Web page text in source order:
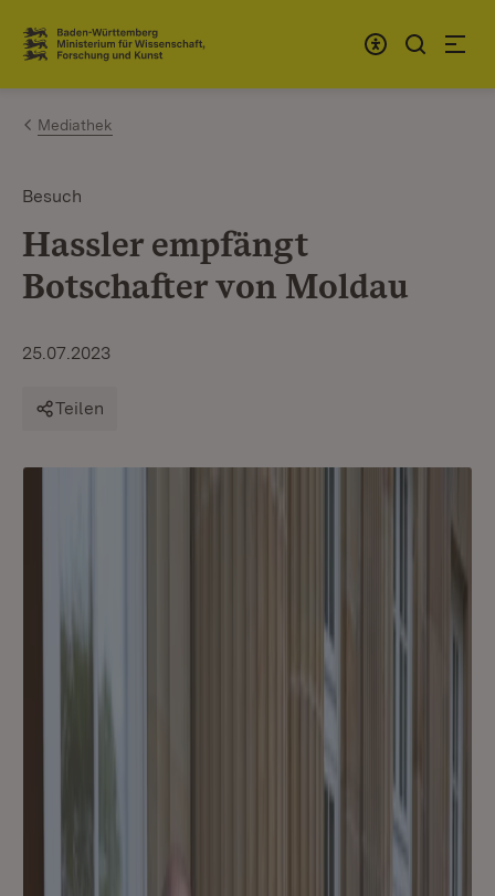
Zum Inhalt springen
Link zur Startseite
Mediathek
Besuch
Hassler empfängt
Botschafter von Moldau
25.07.2023
Teilen